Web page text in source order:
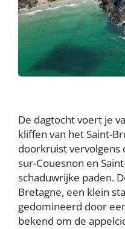
De dagtocht voert je
kliffen van het Saint-
doorkruist vervolgens
sur-Couesnon en
schaduwrijke paden.
Bretagne, een klein
gedomineerd door
bekend om de